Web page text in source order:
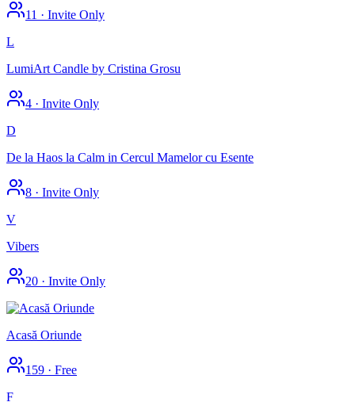
11 · Invite Only
L
LumiArt Candle by Cristina Grosu
4 · Invite Only
D
De la Haos la Calm in Cercul Mamelor cu Esente
8 · Invite Only
V
Vibers
20 · Invite Only
Acasă Oriunde
159 · Free
F